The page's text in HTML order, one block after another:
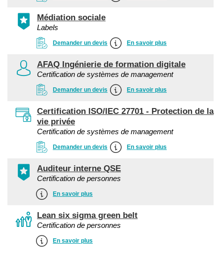
Médiation sociale
Labels
Demander un devis En savoir plus
AFAQ Ingénierie de formation digitale
Certification de systèmes de management
Demander un devis En savoir plus
Certification ISO/IEC 27701 - Protection de la
vie privée
Certification de systèmes de management
Demander un devis En savoir plus
Auditeur interne QSE
Certification de personnes
En savoir plus
Lean six sigma green belt
Certification de personnes
En savoir plus